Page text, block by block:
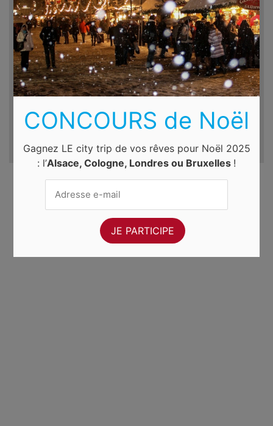
Du
jeu. 6 août 2026
Au
ven. 7 août 2026
CONCOURS de Noël
Gagnez LE city trip de vos rêves pour Noël 2025
: l’Alsace, Cologne, Londres ou Bruxelles !